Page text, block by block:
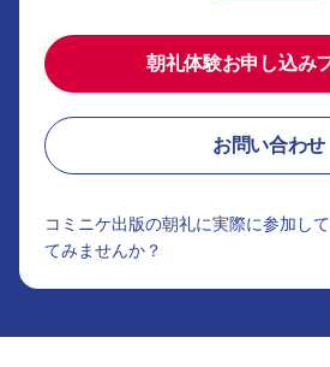
朝礼体験お申し込み
お問い合わせ
コミニケ出版の朝礼に実際に参加し
てみませんか？